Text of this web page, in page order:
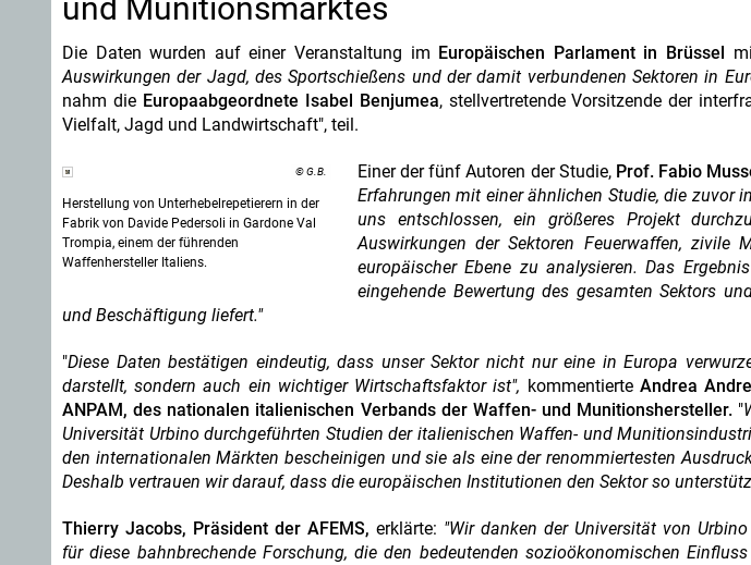
und Munitionsmarktes
Die Daten wurden auf einer Veranstaltung im Europäischen Parlament in Brüssel
Auswirkungen der Jagd, des Sportschießens und der damit verbundenen Sektoren in
nahm die Europaabgeordnete Isabel Benjumea, stellvertretende Vorsitzende der
Vielfalt, Jagd und Landwirtschaft", teil.
© G.B.
Herstellung von Unterhebelrepetierern in der
Fabrik von Davide Pedersoli in Gardone Val
Trompia, einem der führenden
Waffenhersteller Italiens.
Einer der fünf Autoren der Studie, Prof. Fabio
Erfahrungen mit einer ähnlichen Studie, die zuvor
uns entschlossen, ein größeres Projekt
Auswirkungen der Sektoren Feuerwaffen, zivile
europäischer Ebene zu analysieren. Das
eingehende Bewertung des gesamten Sektors
und Beschäftigung liefert."
"Diese Daten bestätigen eindeutig, dass unser Sektor nicht nur eine in Europa
darstellt, sondern auch ein wichtiger Wirtschaftsfaktor ist", kommentierte Andrea
ANPAM, des nationalen italienischen Verbands der Waffen- und Munitionshersteller. "
Universität Urbino durchgeführten Studien der italienischen Waffen- und
den internationalen Märkten bescheinigen und sie als eine der renommiertesten
Deshalb vertrauen wir darauf, dass die europäischen Institutionen den Sektor so
Thierry Jacobs, Präsident der AFEMS, erklärte: "Wir danken der Universität von Urbino
für diese bahnbrechende Forschung, die den bedeutenden sozioökonomischen Einfluss